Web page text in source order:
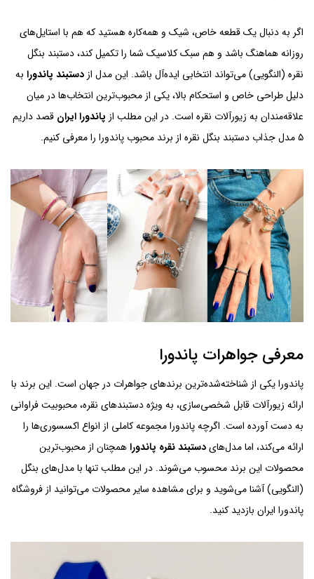
اگر به دنبال یک قطعه خاص، شیک و همه‌کاره هستید که هم با استایل‌های
روزانه هماهنگ باشد و هم سبک کلاسیک شما را تکمیل کند، دستبند بنگل
نقره (النگویی) می‌تواند انتخابی ایده‌آل باشد. این مدل از دستبند پاندورا به
دلیل طراحی خاص و استحکام بالا، یکی از محبوب‌ترین انتخاب‌ها در میان
علاقه‌مندان به زیورآلات نقره است. در این مطلب از پاندورا ایران قصد داریم
۵ مدل جذاب دستبند بنگل نقره از برند محبوب پاندورا را معرفی کنیم.
معرفی جواهرات پاندورا
پاندورا یکی از شناخته‌شده‌ترین برندهای جواهرات در جهان است. این برند با
ارائه زیورآلات قابل شخصی‌سازی، به ویژه دستبندهای نقره، محبوبیت فراوانی
به دست آورده است. اگرچه پاندورا مجموعه کاملی از انواع اکسسوری‌ها را
ارائه می‌کند، اما مدل‌هایدستبند نقره پاندوراهمچنان از محبوب‌ترین
محصولات این برند محسوب می‌شوند. در این مطلب تنها با مدل‌های بنگل
(النگویی) آشنا می‌شوید و برای مشاهده سایر محصولات می‌توانید از فروشگاه
پاندورا ایران بازدید کنید.